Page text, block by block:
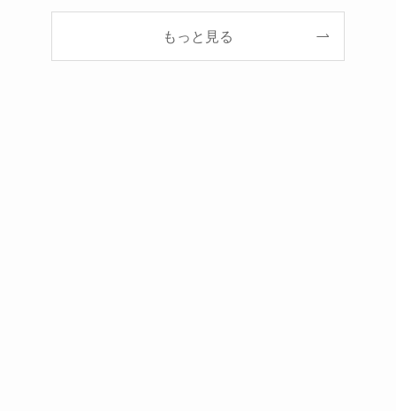
もっと見る